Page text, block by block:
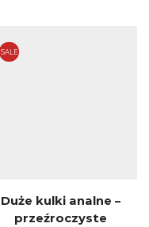
SALE
Duże kulki analne –
przeźroczyste